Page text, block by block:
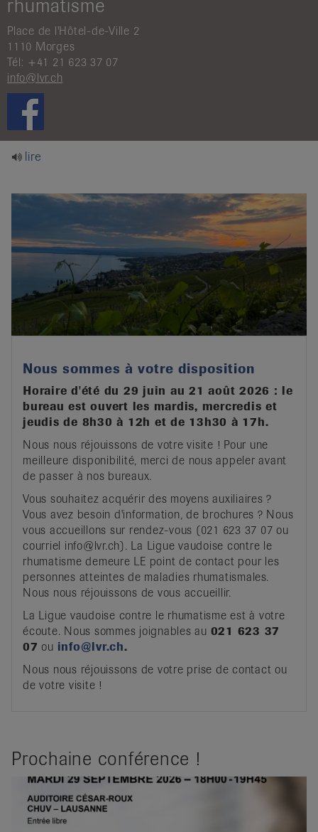
rhumatisme
Place de l'Hôtel-de-Ville 2
1110 Morges
Tél: +41 21 623 37 07
info@lvr.ch
lire
Nous sommes à votre disposition
Horaire d'été du 29 juin au 21 août 2026 : le
bureau est ouvert les mardis, mercredis et
jeudis de 8h30 à 12h et de 13h30 à 17h.
Nous nous réjouissons de votre visite ! Pour une
meilleure disponibilité, merci de nous appeler avant
de passer à nos bureaux.
Vous souhaitez acquérir des moyens auxiliaires ?
Vous avez besoin d'information, de brochures ? Nous
vous accueillons sur rendez-vous (021 623 37 07 ou
courriel info@lvr.ch). La Ligue vaudoise contre le
rhumatisme demeure LE point de contact pour les
personnes atteintes de maladies rhumatismales.
Nous nous réjouissons de vous accueillir.
La Ligue vaudoise contre le rhumatisme est à votre
écoute. Nous sommes joignables au 021 623 37
07 ou info@lvr.ch.
Nous nous réjouissons de votre prise de contact ou
de votre visite !
Prochaine conférence !